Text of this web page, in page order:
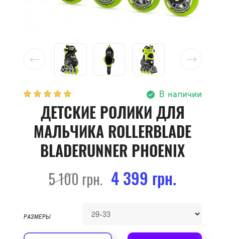
В наличии
ДЕТСКИЕ РОЛИКИ ДЛЯ
МАЛЬЧИКА ROLLERBLADE
BLADERUNNER PHOENIX
5 100 грн. 4 399 грн.
РАЗМЕРЫ